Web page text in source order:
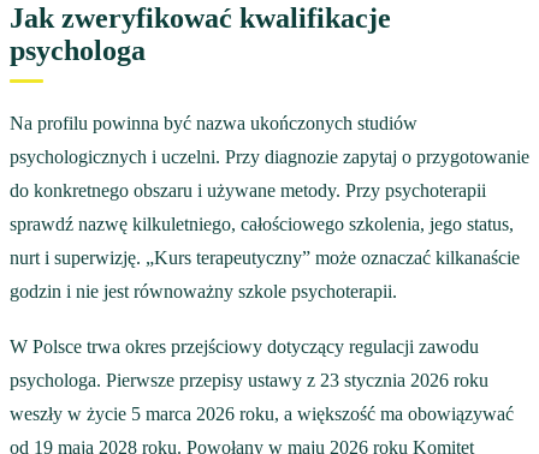
Jak zweryfikować kwalifikacje
psychologa
Na profilu powinna być nazwa ukończonych studiów
psychologicznych i uczelni. Przy diagnozie zapytaj o przygotowanie
do konkretnego obszaru i używane metody. Przy psychoterapii
sprawdź nazwę kilkuletniego, całościowego szkolenia, jego status,
nurt i superwizję. „Kurs terapeutyczny” może oznaczać kilkanaście
godzin i nie jest równoważny szkole psychoterapii.
W Polsce trwa okres przejściowy dotyczący regulacji zawodu
psychologa. Pierwsze przepisy ustawy z 23 stycznia 2026 roku
weszły w życie 5 marca 2026 roku, a większość ma obowiązywać
od 19 maja 2028 roku. Powołany w maju 2026 roku Komitet